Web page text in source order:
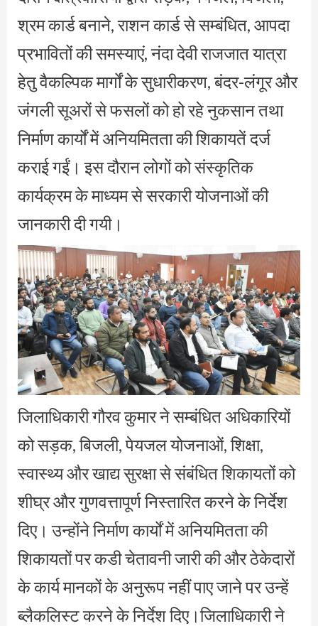
श्रम कार्ड बनाने, राशन कार्ड से सम्बंधित, आपदा
प्रभावितों की समस्याएं, नंदा देवी राजजात यात्रा
हेतु वैकल्पिक मार्गों के सुधारीकरण, बंदर-लंगूर और
जंगली सूअरों से फसलों को हो रहे नुकसान तथा
निर्माण कार्यों में अनियमितता की शिकायतें दर्ज
कराई गईं। इस दौरान लोगों को संस्कृतिक
कार्यक्रम के माध्यम से सरकारी योजनाओं की
जानकारी दी गयी।
जिलाधिकारी गौरव कुमार ने सम्बंधित अधिकारियों
को सड़क, बिजली, पेयजल योजनाओं, शिक्षा,
स्वास्थ्य और खाद्य सुरक्षा से संबंधित शिकायतों को
शीघ्र और गुणवत्तापूर्ण निस्तारित करने के निर्देश
दिए। उन्होंने निर्माण कार्यों में अनियमितता की
शिकायतों पर कडी चेतावनी जारी की और ठेकेदारों
के कार्य मानकों के अनुरूप नहीं पाए जाने पर उन्हें
ब्लैकलिस्ट करने के निर्देश दिए।जिलाधिकारी ने